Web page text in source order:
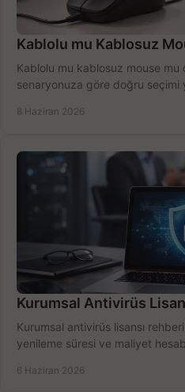
Kablolu mu Kablosuz
Kablolu mu kablosuz mouse mu
senaryonuza göre doğru seçimi
8 Haziran 2026
Kurumsal Antivirüs
Kurumsal antivirüs lisansı
yenileme süresi ve maliyet
6 Haziran 2026